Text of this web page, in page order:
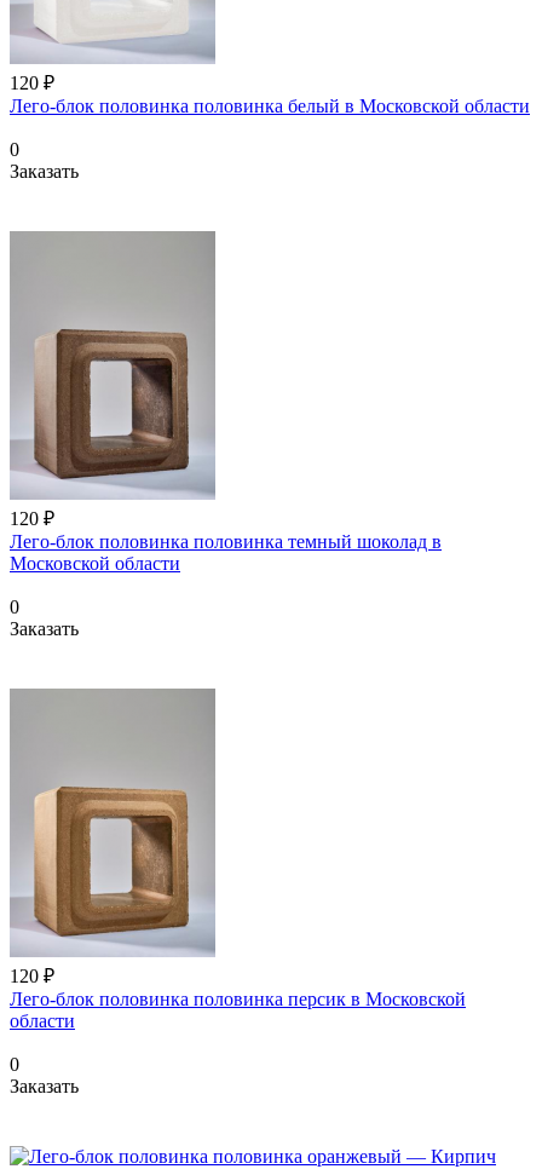
120 ₽
Лего-блок половинка половинка белый в Московской области
0
Заказать
120 ₽
Лего-блок половинка половинка темный шоколад в
Московской области
0
Заказать
120 ₽
Лего-блок половинка половинка персик в Московской
области
0
Заказать